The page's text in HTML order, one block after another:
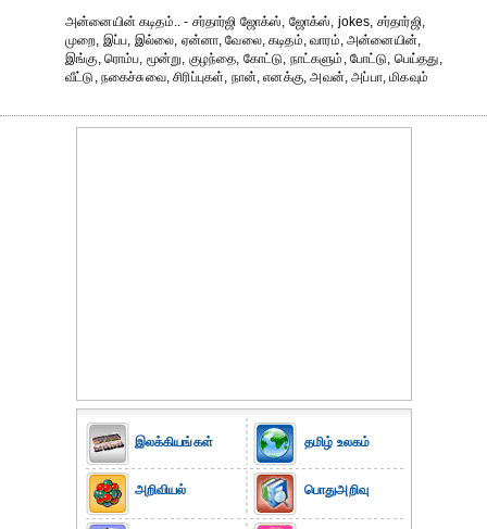
அன்னையின் கடிதம்.. - சர்தார்ஜி ஜோக்ஸ், ஜோக்ஸ், jokes, சர்தார்ஜி,
முறை, இப்ப, இல்லை, ஏன்னா, வேலை, கடிதம், வாரம், அன்னையின்,
இங்கு, ரொம்ப, மூன்று, குழந்தை, கோட்டு, நாட்களும், போட்டு, பெய்தது,
வீட்டு, நகைச்சுவை, சிரிப்புகள், நான், எனக்கு, அவன், அப்பா, மிகவும்
இலக்கியங்கள்
அறிவியல்
தமிழ் உலகம்
பொதுஅறிவு